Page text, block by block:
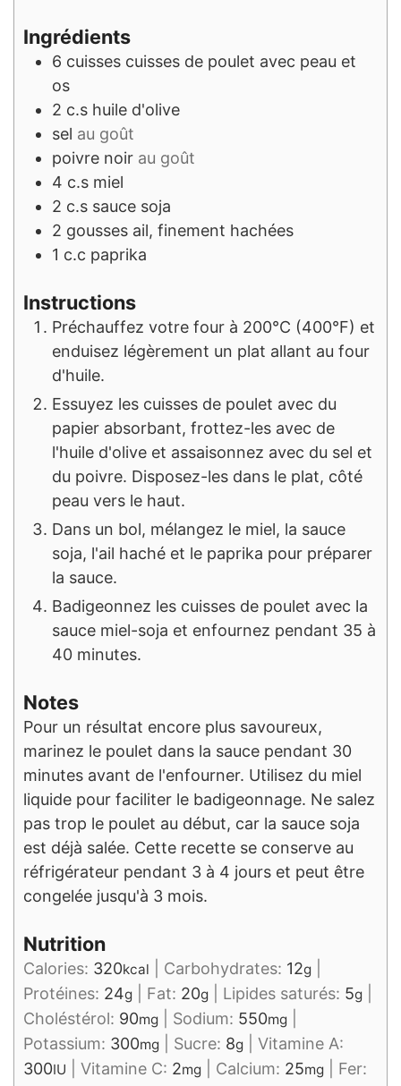
Ingrédients
6 cuisses cuisses de poulet avec peau et
os
2 c.s huile d'olive
sel au goût
poivre noir au goût
4 c.s miel
2 c.s sauce soja
2 gousses ail, finement hachées
1 c.c paprika
Instructions
Préchauffez votre four à 200°C (400°F) et
enduisez légèrement un plat allant au four
d'huile.
Essuyez les cuisses de poulet avec du
papier absorbant, frottez-les avec de
l'huile d'olive et assaisonnez avec du sel et
du poivre. Disposez-les dans le plat, côté
peau vers le haut.
Dans un bol, mélangez le miel, la sauce
soja, l'ail haché et le paprika pour préparer
la sauce.
Badigeonnez les cuisses de poulet avec la
sauce miel-soja et enfournez pendant 35 à
40 minutes.
Notes
Pour un résultat encore plus savoureux,
marinez le poulet dans la sauce pendant 30
minutes avant de l'enfourner. Utilisez du miel
liquide pour faciliter le badigeonnage. Ne salez
pas trop le poulet au début, car la sauce soja
est déjà salée. Cette recette se conserve au
réfrigérateur pendant 3 à 4 jours et peut être
congelée jusqu'à 3 mois.
Nutrition
Calories: 320kcal Carbohydrates: 12g
Protéines: 24g Fat: 20g Lipides saturés: 5g
Choléstérol: 90mg Sodium: 550mg
Potassium: 300mg Sucre: 8g
Vitamine A:
300IU Vitamine C: 2mg Calcium: 25mg
Fer: